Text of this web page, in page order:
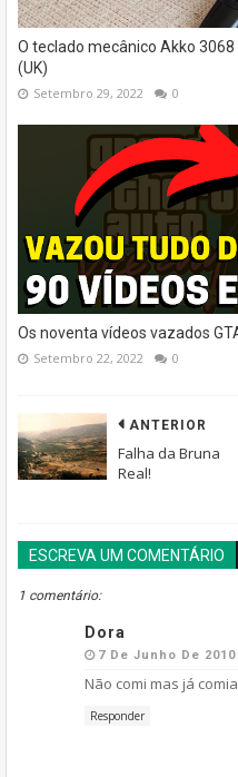
O teclado mecânico Akko
(UK)
Setembro 29, 2022 0
Os noventa vídeos vazados
Setembro 22, 2022 0
ANTERIOR
Falha da Bruna
Real!
ESCREVA UM COMENTÁRIO
1 comentário:
Dora
7 De Junho De
Não comi mas já
Responder